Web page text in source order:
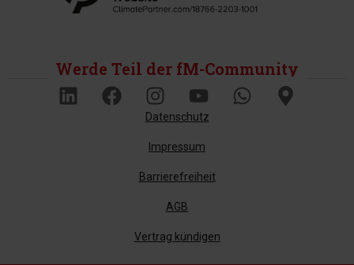
Werde Teil der fM-Community
Datenschutz
Impressum
Barrierefreiheit
AGB
Vertrag kündigen